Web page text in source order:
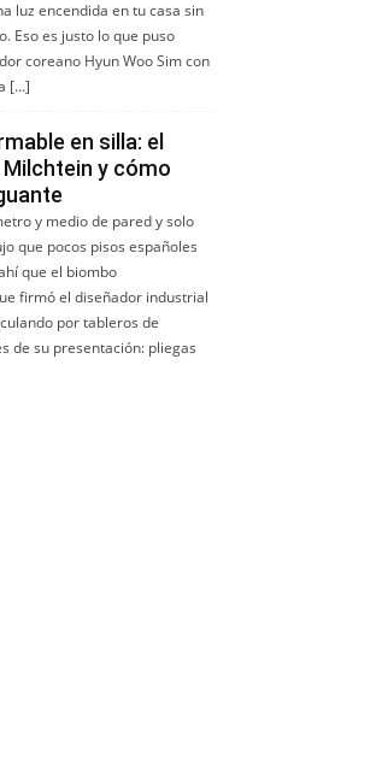
luz encendida en tu casa sin
Eso es justo lo que puso
coreano Hyun Woo Sim con
[…]
en silla: el
Milchtein y cómo
y medio de pared y solo
que pocos pisos españoles
que el biombo
firmó el diseñador industrial
por tableros de
de su presentación: pliegas